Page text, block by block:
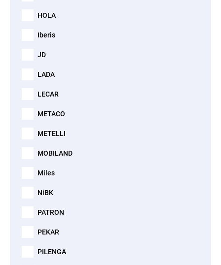
HOLA
Iberis
JD
LADA
LECAR
METACO
METELLI
MOBILAND
Miles
NiBK
PATRON
PEKAR
PILENGA